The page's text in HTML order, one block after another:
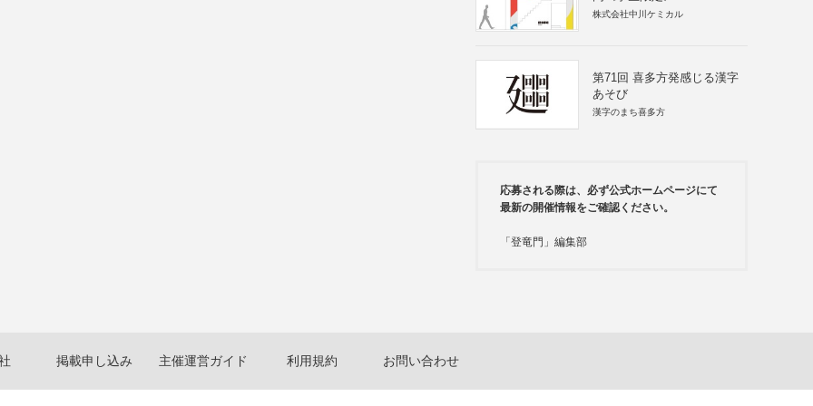
株式会社中川ケミカル
第71回 喜多方発感じる漢字
あそび
漢字のまち喜多方
応募される際は、必ず公式ホームページにて
最新の開催情報をご確認ください。
「登竜門」編集部
掲載申し込み 主催運営ガイド 利用規約 お問い合わせ